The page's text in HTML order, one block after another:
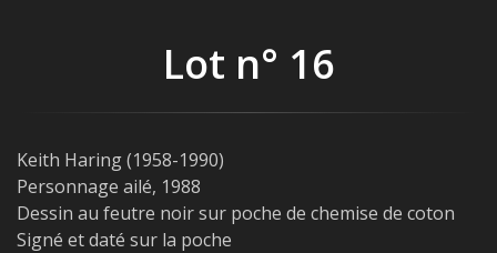
Lot n° 16
Keith Haring (1958-1990)
Personnage ailé, 1988
Dessin au feutre noir sur poche de chemise de coton
Signé et daté sur la poche